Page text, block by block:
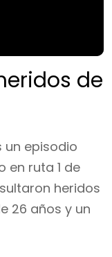
de
un episodio
en ruta 1 de
heridos
26 años y un